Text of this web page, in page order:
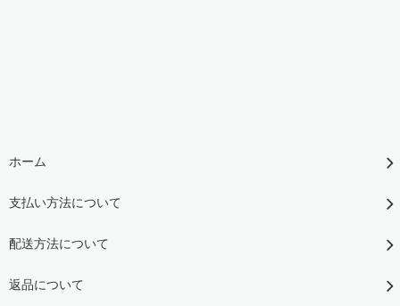
ホーム
支払い方法について
配送方法について
返品について